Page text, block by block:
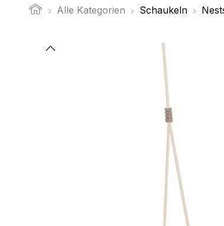
Alle Kategorien Schaukeln
Bildergalerie überspringen